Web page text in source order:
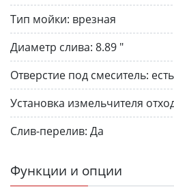
Тип мойки: врезная
Диаметр слива: 8.89 "
Отверстие под смеситель: есть
Установка измельчителя
Слив-перелив: Да
Функции и опции